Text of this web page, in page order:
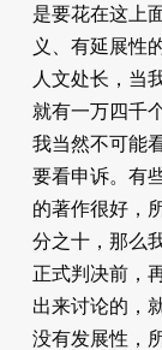
是要花在这上
义、有延展性
人文处长，当
就有一万四千
我当然不可能
要看申诉。有
的著作很好，
分之十，那么
正式判决前，
出来讨论的，
没有发展性，